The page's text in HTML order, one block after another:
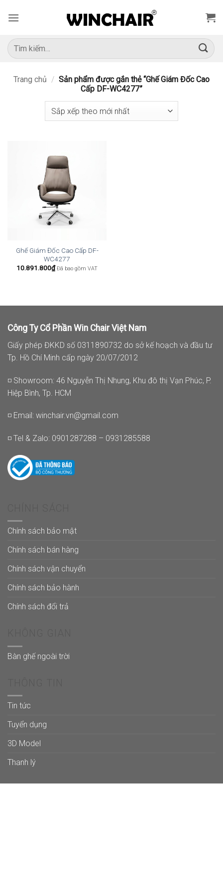
qua
dung
Tìm
kiếm:
Trang chủ / Sản phẩm được gắn thẻ “Ghế Giám Đốc Cao
Cấp DF-WC4277”
Ghế Giám Đốc Cao Cấp DF-
WC4277
10.891.800₫ Đã bao gồm VAT
Công Ty Cổ Phần Win Chair Việt Nam
Giấy phép ĐKKD số 0311890732 do sở kế hoạch và đầu tư
Tp. Hồ Chí Minh cấp ngày 20/07/2012
◽ Showroom: 46 Nguyễn Thị Nhung, Khu đô thị Vạn Phúc, P.
Hiệp Bình, Tp. HCM
◽ Email: winchair.vn@gmail.com
◽ Tel & Zalo: 0901287288 – 0931285588
Chính sách bảo mật
Chính sách bán hàng
Chính sách vận chuyển
Chính sách bảo hành
Chính sách đổi trả
Bàn ghế ngoài trời
Tin tức
Tuyển dụng
3D Model
Thanh lý